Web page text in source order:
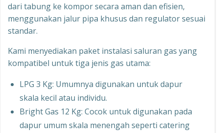
dari tabung ke kompor secara aman dan efisien,
menggunakan jalur pipa khusus dan regulator sesuai
standar.
Kami menyediakan paket instalasi saluran gas yang
kompatibel untuk tiga jenis gas utama:
LPG 3 Kg: Umumnya digunakan untuk dapur
skala kecil atau individu.
Bright Gas 12 Kg: Cocok untuk digunakan pada
dapur umum skala menengah seperti catering